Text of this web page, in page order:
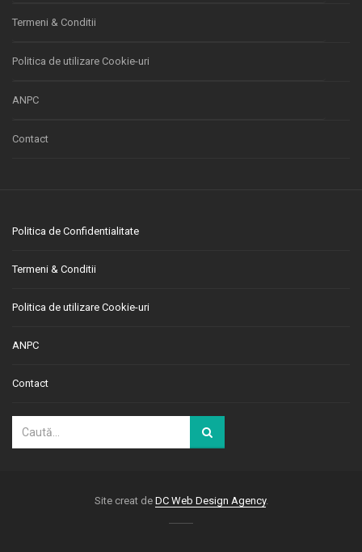
Termeni & Conditii
Politica de utilizare Cookie-uri
ANPC
Contact
Politica de Confidentialitate
Termeni & Conditii
Politica de utilizare Cookie-uri
ANPC
Contact
Site creat de DC Web Design Agency.